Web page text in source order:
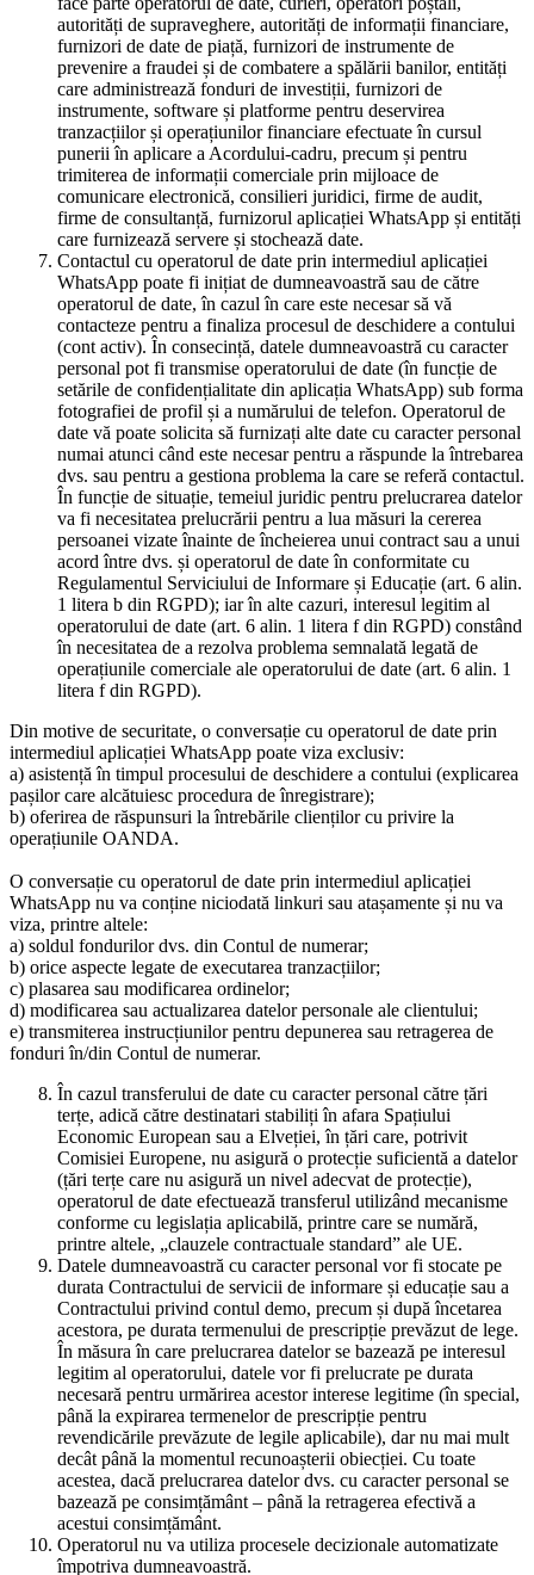
autorități de supraveghere, autorități de informații financiare,
furnizori de date de piață, furnizori de instrumente de
prevenire a fraudei și de combatere a spălării banilor, entități
care administrează fonduri de investiții, furnizori de
instrumente, software și platforme pentru deservirea
tranzacțiilor și operațiunilor financiare efectuate în cursul
punerii în aplicare a Acordului-cadru, precum și pentru
trimiterea de informații comerciale prin mijloace de
comunicare electronică, consilieri juridici, firme de audit,
firme de consultanță, furnizorul aplicației WhatsApp și entități
care furnizează servere și stochează date.
Contactul cu operatorul de date prin intermediul aplicației
WhatsApp poate fi inițiat de dumneavoastră sau de către
operatorul de date, în cazul în care este necesar să vă
contacteze pentru a finaliza procesul de deschidere a contului
(cont activ). În consecință, datele dumneavoastră cu caracter
personal pot fi transmise operatorului de date (în funcție de
setările de confidențialitate din aplicația WhatsApp) sub forma
fotografiei de profil și a numărului de telefon. Operatorul de
date vă poate solicita să furnizați alte date cu caracter personal
numai atunci când este necesar pentru a răspunde la întrebarea
dvs. sau pentru a gestiona problema la care se referă contactul.
În funcție de situație, temeiul juridic pentru prelucrarea datelor
va fi necesitatea prelucrării pentru a lua măsuri la cererea
persoanei vizate înainte de încheierea unui contract sau a unui
acord între dvs. și operatorul de date în conformitate cu
Regulamentul Serviciului de Informare și Educație (art. 6 alin.
1 litera b din RGPD); iar în alte cazuri, interesul legitim al
operatorului de date (art. 6 alin. 1 litera f din RGPD) constând
în necesitatea de a rezolva problema semnalată legată de
operațiunile comerciale ale operatorului de date (art. 6 alin. 1
litera f din RGPD).
Din motive de securitate, o conversație cu operatorul de date prin
intermediul aplicației WhatsApp poate viza exclusiv:
a) asistență în timpul procesului de deschidere a contului (explicarea
pașilor care alcătuiesc procedura de înregistrare);
b) oferirea de răspunsuri la întrebările clienților cu privire la
operațiunile OANDA.
O conversație cu operatorul de date prin intermediul aplicației
WhatsApp nu va conține niciodată linkuri sau atașamente și nu va
viza, printre altele:
a) soldul fondurilor dvs. din Contul de numerar;
b) orice aspecte legate de executarea tranzacțiilor;
c) plasarea sau modificarea ordinelor;
d) modificarea sau actualizarea datelor personale ale clientului;
e) transmiterea instrucțiunilor pentru depunerea sau retragerea de
fonduri în/din Contul de numerar.
În cazul transferului de date cu caracter personal către țări
terțe, adică către destinatari stabiliți în afara Spațiului
Economic European sau a Elveției, în țări care, potrivit
Comisiei Europene, nu asigură o protecție suficientă a datelor
(țări terțe care nu asigură un nivel adecvat de protecție),
operatorul de date efectuează transferul utilizând mecanisme
conforme cu legislația aplicabilă, printre care se numără,
printre altele, „clauzele contractuale standard” ale UE.
Datele dumneavoastră cu caracter personal vor fi stocate pe
durata Contractului de servicii de informare și educație sau a
Contractului privind contul demo, precum și după încetarea
acestora, pe durata termenului de prescripție prevăzut de lege.
În măsura în care prelucrarea datelor se bazează pe interesul
legitim al operatorului, datele vor fi prelucrate pe durata
necesară pentru urmărirea acestor interese legitime (în special,
până la expirarea termenelor de prescripție pentru
revendicările prevăzute de legile aplicabile), dar nu mai mult
decât până la momentul recunoașterii obiecției. Cu toate
acestea, dacă prelucrarea datelor dvs. cu caracter personal se
bazează pe consimțământ – până la retragerea efectivă a
acestui consimțământ.
Operatorul nu va utiliza procesele decizionale automatizate
împotriva dumneavoastră.